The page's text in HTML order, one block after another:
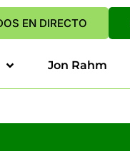
EN DIRECTO
Jon Rahm